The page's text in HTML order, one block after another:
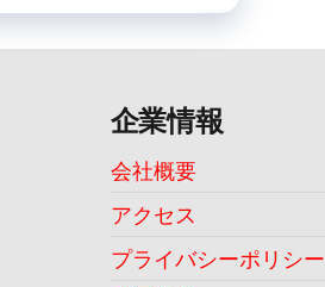
企業情報
会社概要
アクセス
プライバシーポリシー